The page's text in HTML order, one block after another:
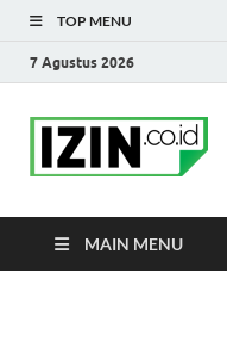
TOP MENU
7 Agustus 2026
MAIN MENU